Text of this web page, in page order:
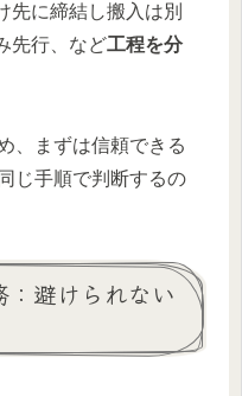
先に締結し搬入は別
先行、など工程を分
、まずは信頼できる
じ手順で判断するの
避けられない